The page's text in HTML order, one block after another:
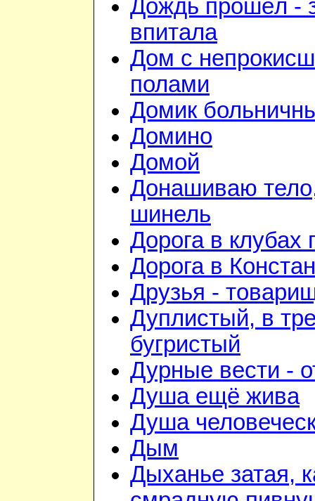
Дождь прошёл -
впитала
Дом с
полами
Домик
Домино
Домой
Донашиваю
шинель
Дорога в клубах
Дорога в
Друзья -
Дуплистый, в
бугристый
Дурные вести -
Душа ещё жива
Душа
Дым
Дыханье затая,